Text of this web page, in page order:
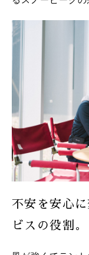
不安を安心
ビスの役割。